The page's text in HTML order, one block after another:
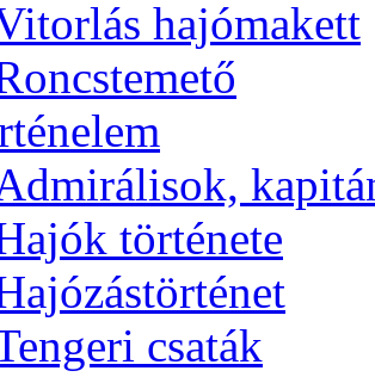
hajómakett
története
csaták